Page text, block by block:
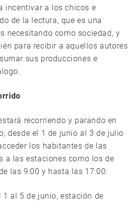
incentivar a los chicos e
de la lectura, que es una
necesitando como sociedad, y
para recibir a aquellos autores
sus producciones e
recorriendo y parando en
desde el 1 de junio al 3 de julio
los habitantes de las
a las estaciones como los de
las 9:00 y hasta las 17:00:
1 al 5 de junio, estación de